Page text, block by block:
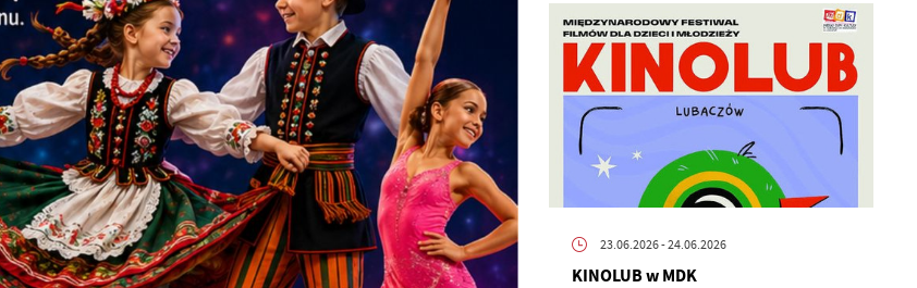
23.06.2026- 24.06.2026
KINOLUB w MDK